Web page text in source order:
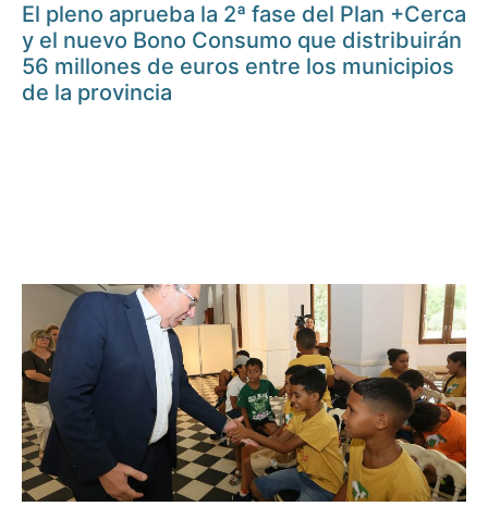
El pleno aprueba la 2ª fase del Plan +Cerca
y el nuevo Bono Consumo que distribuirán
56 millones de euros entre los municipios
de la provincia